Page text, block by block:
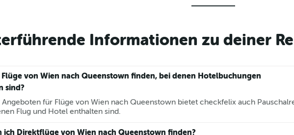
Informationen zu deiner
Flüge von Wien nach Queenstown finden, bei denen Hotelbuchungen
sind?
Angeboten für Flüge von Wien nach Queenstown bietet checkfelix auch
Flug und Hotel enthalten sind.
ich Direktflüge von Wien nach Queenstown finden?